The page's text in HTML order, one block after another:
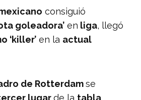
consiguió
goleadora’ en liga, llegó
‘killer’ en la actual
de Rotterdamse
lugarde la tabla